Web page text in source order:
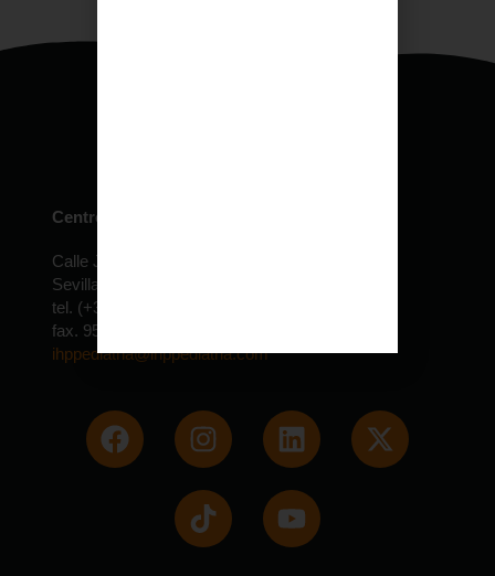
Centro de especialidades pediátricas
Calle Jardín de la Isla, 6 Edificio Expolocal
Sevilla – ESPAÑA
tel. (+34) 954 610 022 – 30 lineas
fax. 954 690 155
ihppediatria@ihppediatria.com